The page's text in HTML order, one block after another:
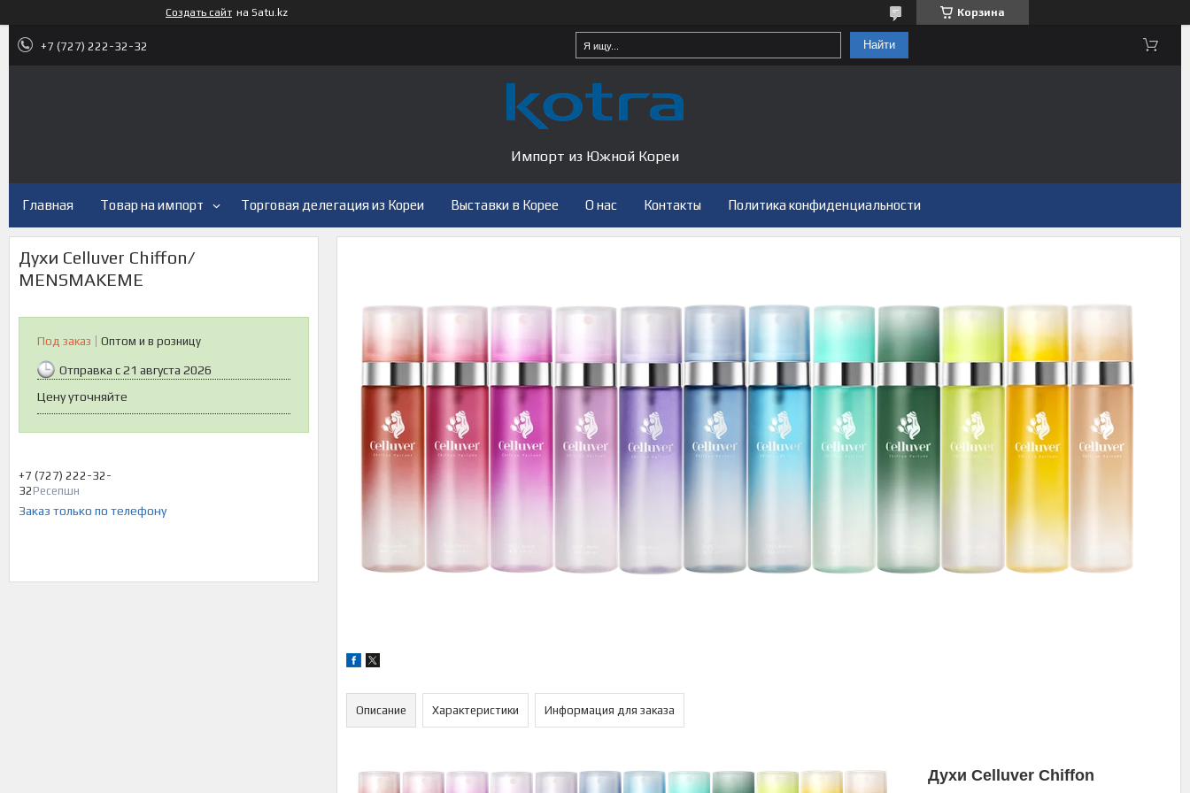
Создать сайт на Satu.kz Корзина
+7 (727) 222-32-32 Найти
Импорт из Южной Кореи
Главная Товар на импорт Торговая делегация из Кореи Выставки в Корее О нас Контакты Политика конфиденциальности
Духи Celluver Chiffon/
MENSMAKEME
Под заказ Оптом и в розницу
Отправка с 21 августа 2026
Цену уточняйте
+7 (727) 222-32-
32 Ресепшн
Заказ только по телефону
Описание Характеристики Информация для заказа
Духи Celluver Chiffon